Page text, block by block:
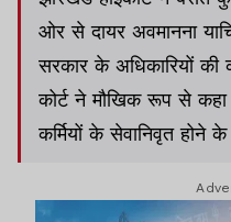
ओर से दायर अवमानना
सरकार के अधिकारियों की
कोर्ट ने मौखिक रूप से
कर्मियों के सेवानिवृत होने